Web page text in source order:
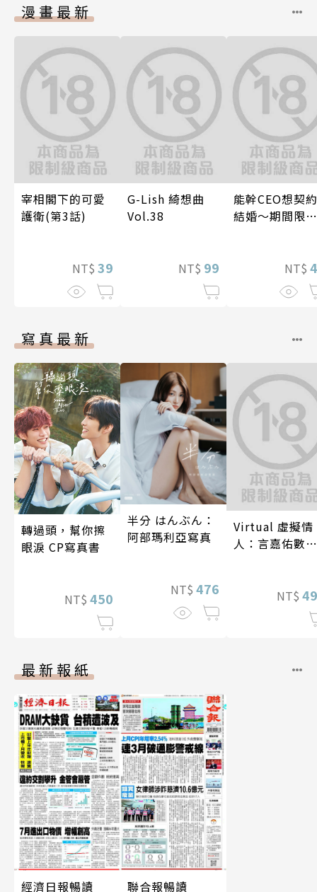
漫畫最新
宰相閣下的可愛
護衛(第3話)
NT$ 39
G-Lish 綺想曲
Vol.38
NT$ 99
能幹CEO想契約
結婚～期間限定
NT$
寫真最新
轉過頭，幫你擦
眼淚 CP寫真書
NT$ 450
半分 はんぶん：
阿部瑪利亞寫真
NT$ 476
Virtual 虛擬情
人：言嘉佑數位
NT$
最新報紙
經濟日報暢讀 聯合報暢讀